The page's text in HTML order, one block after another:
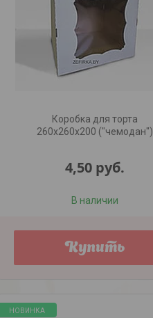
Коробка для торта
260х260х200 ("чемодан")
4,50 руб.
В наличии
Купить
НОВИНКА